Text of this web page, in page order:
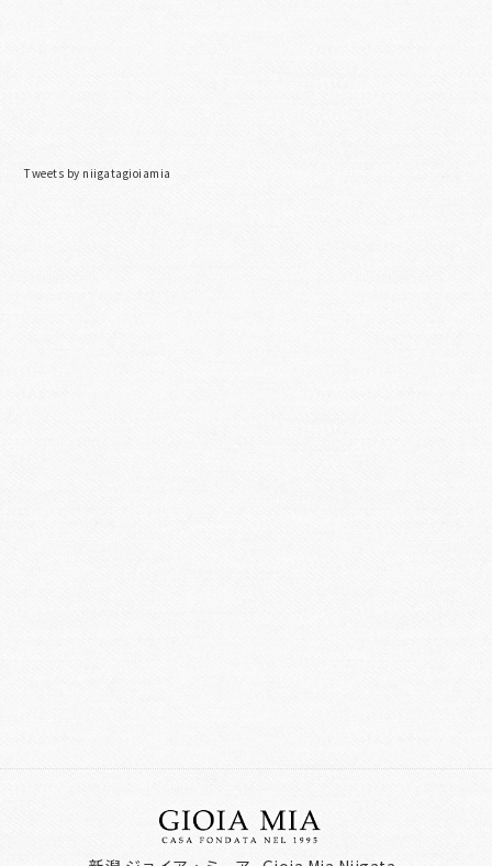
Tweets by niigatagioiamia